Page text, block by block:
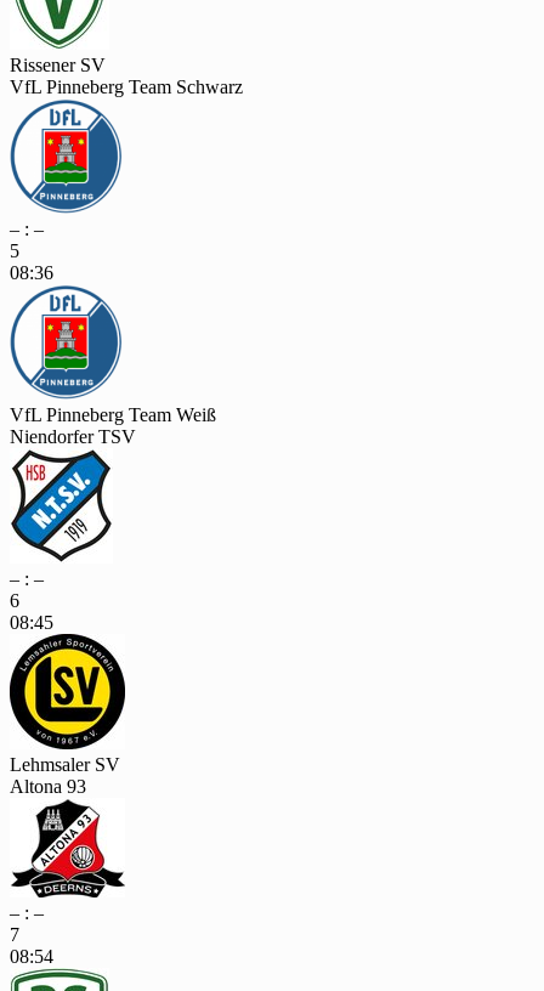
Rissener SV
VfL Pinneberg Team Schwarz
– : –
5
08:36
VfL Pinneberg Team Weiß
Niendorfer TSV
– : –
6
08:45
Lehmsaler SV
Altona 93
– : –
7
08:54